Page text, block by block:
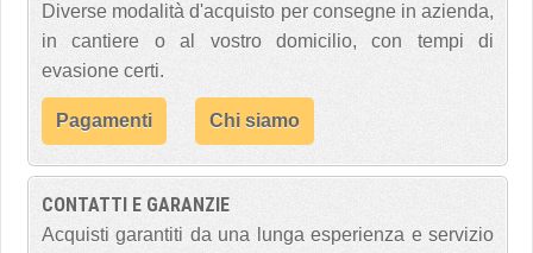
Diverse modalità d'acquisto per consegne in azienda,
in cantiere o al vostro domicilio, con tempi di
evasione certi.
Pagamenti Chi siamo
CONTATTI E GARANZIE
Acquisti garantiti da una lunga esperienza e servizio